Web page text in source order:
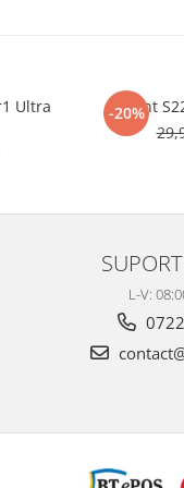
Ultra
-20%
iHunt
L-V: